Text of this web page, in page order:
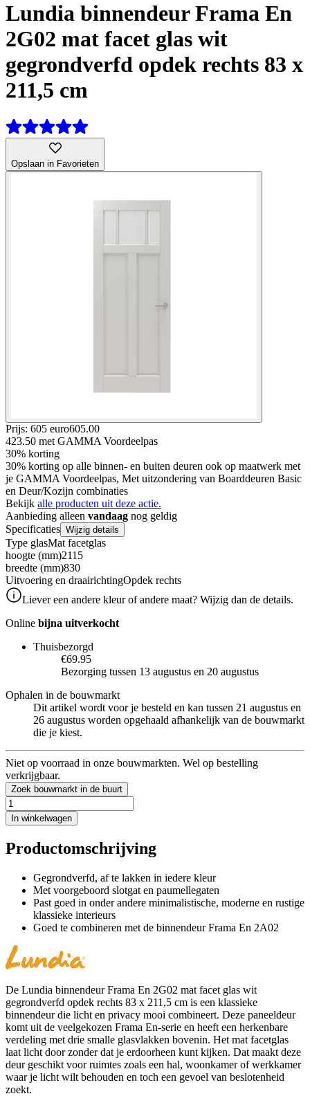
Lundia binnendeur Frama En
2G02 mat facet glas wit
gegrondverfd opdek rechts 83 x
211,5 cm
Opslaan in Favorieten
Prijs: 605 euro605.00
423.50 met GAMMA Voordeelpas
30% korting
30% korting op alle binnen- en buiten deuren ook op maatwerk met
je GAMMA Voordeelpas, Met uitzondering van Boarddeuren Basic
en Deur/Kozijn combinaties
Bekijk alle producten uit deze actie.
Aanbieding alleen vandaag nog geldig
Specificaties Wijzig details
Type glasMat facetglas
hoogte (mm)2115
breedte (mm)830
Uitvoering en draairichtingOpdek rechts
Liever een andere kleur of andere maat? Wijzig dan de details.
Online bijna uitverkocht
Thuisbezorgd
€69.95
Bezorging tussen 13 augustus en 20 augustus
Ophalen in de bouwmarkt
Dit artikel wordt voor je besteld en kan tussen 21 augustus en
26 augustus worden opgehaald afhankelijk van de bouwmarkt
die je kiest.
Niet op voorraad in onze bouwmarkten. Wel op bestelling
verkrijgbaar.
Zoek bouwmarkt in de buurt
In winkelwagen
Productomschrijving
Gegrondverfd, af te lakken in iedere kleur
Met voorgeboord slotgat en paumellegaten
Past goed in onder andere minimalistische, moderne en rustige
klassieke interieurs
Goed te combineren met de binnendeur Frama En 2A02
De Lundia binnendeur Frama En 2G02 mat facet glas wit
gegrondverfd opdek rechts 83 x 211,5 cm is een klassieke
binnendeur die licht en privacy mooi combineert. Deze paneeldeur
komt uit de veelgekozen Frama En-serie en heeft een herkenbare
verdeling met drie smalle glasvlakken bovenin. Het mat facetglas
laat licht door zonder dat je erdoorheen kunt kijken. Dat maakt deze
deur geschikt voor ruimtes zoals een hal, woonkamer of werkkamer
waar je licht wilt behouden en toch een gevoel van beslotenheid
zoekt.